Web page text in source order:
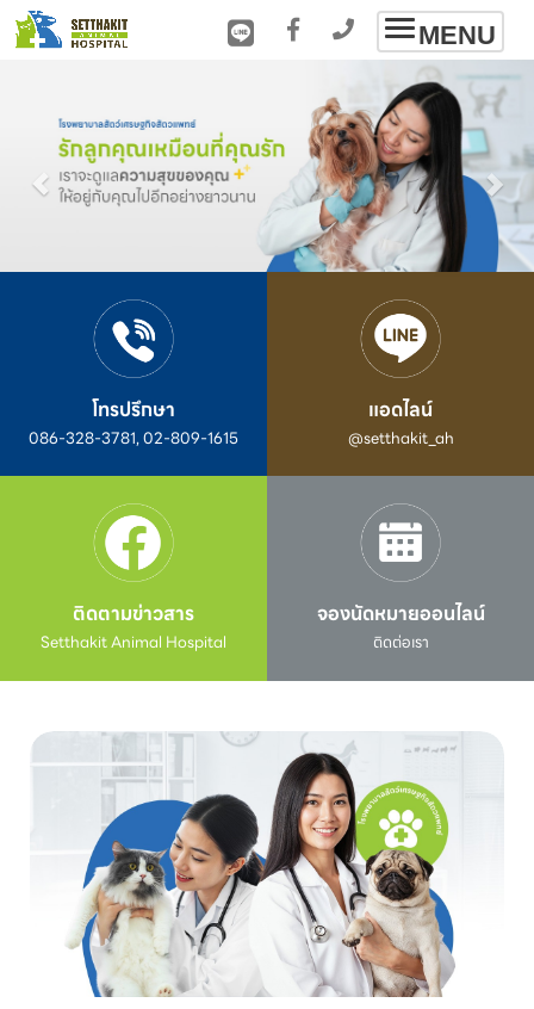
Toggle
navigation
MENU
โทรปรึกษา
086-328-3781, 02-809-1615
แอดไลน์
@setthakit_ah
ติดตามข่าวสาร
Setthakit Animal Hospital
จองนัดหมายออนไลน์
ติดต่อเรา